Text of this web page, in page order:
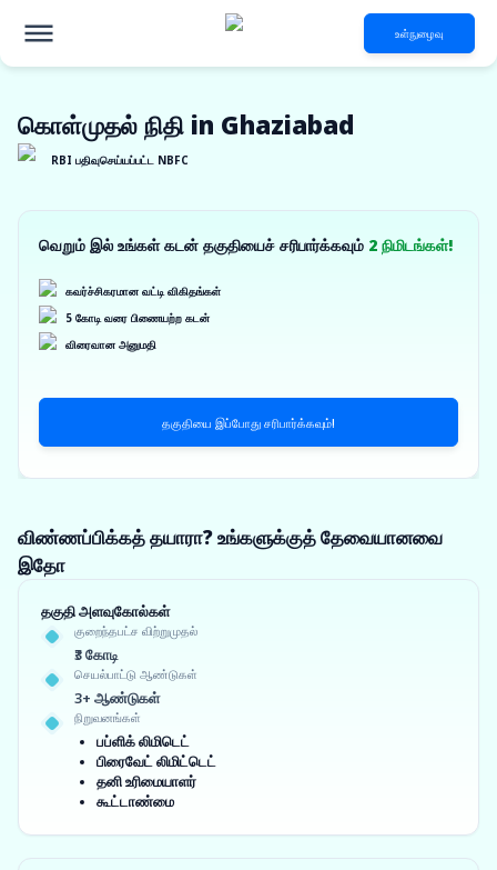
உள்நுழைவு
கொள்முதல் நிதி in Ghaziabad
RBI பதிவுசெய்யப்பட்ட NBFC
வெறும் இல் உங்கள் கடன் தகுதியைச் சரிபார்க்கவும் 2 நிமிடங்கள்!
கவர்ச்சிகரமான வட்டி விகிதங்கள்
5 கோடி வரை பிணையற்ற கடன்
விரைவான அனுமதி
தகுதியை இப்போது சரிபார்க்கவும்!
விண்ணப்பிக்கத் தயாரா? உங்களுக்குத் தேவையானவை
இதோ
தகுதி அளவுகோல்கள்
குறைந்தபட்ச விற்றுமுதல்
₹3 கோடி
செயல்பாட்டு ஆண்டுகள்
3+ ஆண்டுகள்
நிறுவனங்கள்
பப்ளிக் லிமிடெட்
பிரைவேட் லிமிட்டெட்
தனி உரிமையாளர்
கூட்டாண்மை